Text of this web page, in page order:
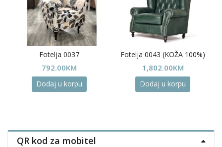
Fotelja 0037
792.00KM
Dodaj u korpu
Fotelja 0043 (KOŽA 100%)
1,802.00KM
Dodaj u korpu
QR kod za mobitel